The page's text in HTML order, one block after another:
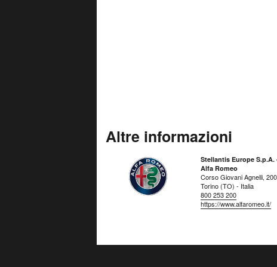
Altre informazioni
Stellantis Europe S.p.A.
Alfa Romeo
Corso Giovani Agnelli, 200
Torino (TO) - Italia
800 253 200
https://www.alfaromeo.it/